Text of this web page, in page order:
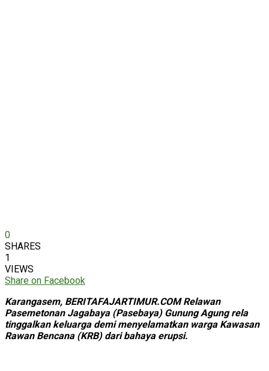
0
SHARES
1
VIEWS
Share on Facebook
Karangasem, BERITAFAJARTIMUR.COM Relawan
Pasemetonan Jagabaya (Pasebaya) Gunung Agung rela
tinggalkan keluarga demi menyelamatkan warga Kawasan
Rawan Bencana (KRB) dari bahaya erupsi.